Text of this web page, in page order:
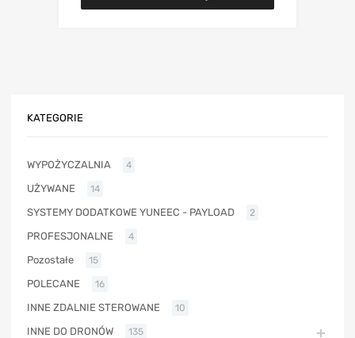
KATEGORIE
WYPOŻYCZALNIA 4
UŻYWANE 14
SYSTEMY DODATKOWE YUNEEC - PAYLOAD 2
PROFESJONALNE 4
Pozostałe 15
POLECANE 16
INNE ZDALNIE STEROWANE 10
INNE DO DRONÓW 135